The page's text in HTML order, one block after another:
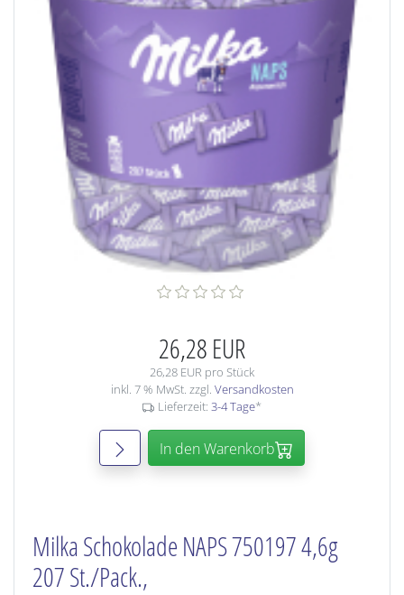
26,28 EUR
26,28 EUR pro Stück
inkl. 7 % MwSt. zzgl. Versandkosten
Lieferzeit: 3-4 Tage*
In den Warenkorb
Milka Schokolade NAPS 750197 4,6g
207 St./Pack.,